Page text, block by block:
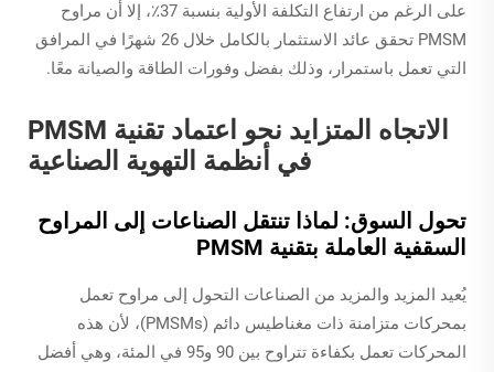
على الرغم من ارتفاع التكلفة الأولية بنسبة 37٪، إلا أن مراوح
PMSM تحقق عائد الاستثمار بالكامل خلال 26 شهرًا في المرافق
التي تعمل باستمرار، وذلك بفضل وفورات الطاقة والصيانة معًا.
الاتجاه المتزايد نحو اعتماد تقنية PMSM
في أنظمة التهوية الصناعية
تحول السوق: لماذا تنتقل الصناعات إلى المراوح
السقفية العاملة بتقنية PMSM
يُعيد المزيد والمزيد من الصناعات التحول إلى مراوح تعمل
بمحركات متزامنة ذات مغناطيس دائم (PMSMs)، لأن هذه
المحركات تعمل بكفاءة تتراوح بين 90 و95 في المئة، وهي أفضل